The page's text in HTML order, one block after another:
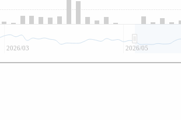
2026/03 2026/05